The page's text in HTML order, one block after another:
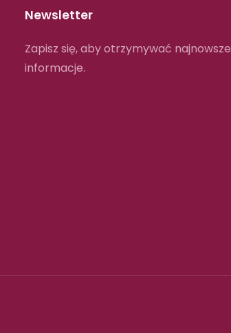
Newsletter
Zapisz się, aby otrzymywać najnowsze
informacje.